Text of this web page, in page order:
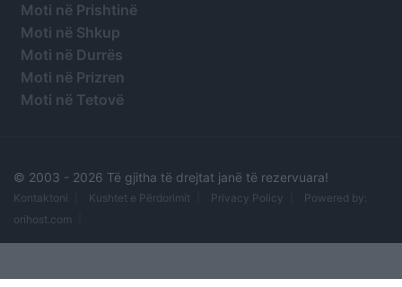
Moti në Prishtinë
Moti në Shkup
Moti në Durrës
Moti në Prizren
Moti në Tetovë
© 2003 - 2026 Të gjitha të drejtat janë të rezervuara!
Kontaktoni Kushtet e Përdorimit Privacy Policy
Powered by:
orihost.com